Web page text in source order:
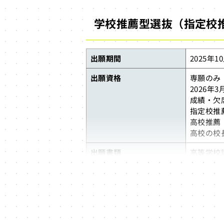
窓口提
検定料
入学選考
前期は免
学校推薦型選抜（指定校
出願期間
2025年
出願資格
専願のみ
2026年3
成績・欠
指定校推
高校推薦
高校の校
出願書類
高等学校
指定校
入学願
写真（
出願方法
Web出
郵送出